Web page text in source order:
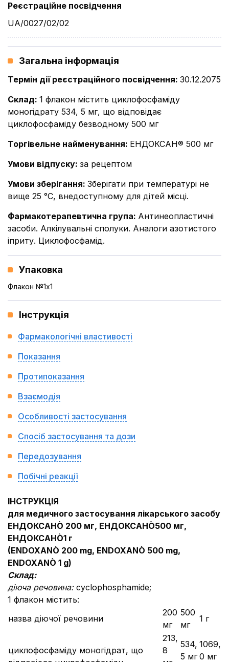
Реєстраційне посвідчення
UA/0027/02/02
Загальна інформація
Термін дії реєстраційного посвідчення: 30.12.2075
Склад: 1 флакон містить циклофосфаміду
моногідрату 534, 5 мг, що відповідає
циклофосфаміду безводному 500 мг
Торгівельне найменування: ЕНДОКСАН® 500 мг
Умови відпуску: за рецептом
Умови зберігання: Зберігати при температурі не
вище 25 °С, внедоступному для дітей місці.
Фармакотерапевтична група: Антинеопластичні
засоби. Алкілувальні сполуки. Аналоги азотистого
іприту. Циклофосфамід.
Упаковка
Флакон №1x1
Інструкція
Фармакологічні властивості
Показання
Протипоказання
Взаємодія
Особливості застосування
Спосіб застосування та дози
Передозування
Побічні реакції
ІНСТРУКЦІЯ
для медичного застосування лікарського засобу
ЕНДОКСАНÒ 200 мг, ЕНДОКСАНÒ500 мг,
ЕНДОКСАНÒ1 г
(ENDOXANÒ 200 mg, ENDOXANÒ 500 mg,
ENDOXANÒ 1 g)
Склад:
діюча речовина: cyclophosphamide;
1 флакон містить:
назва діючої речовини
200
мг
500
мг
1 г
циклофосфаміду моногідрат, що
213,
8
534,
5 мг
1069,
0 мг